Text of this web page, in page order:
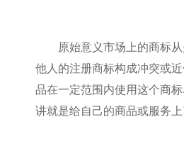
原始意义市场上的商标
他人的注册商标构成冲突或
品在一定范围内使用这个商
讲就是给自己的商品或服务